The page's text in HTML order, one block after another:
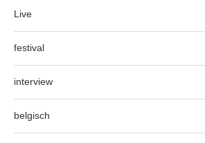
Live
festival
interview
belgisch